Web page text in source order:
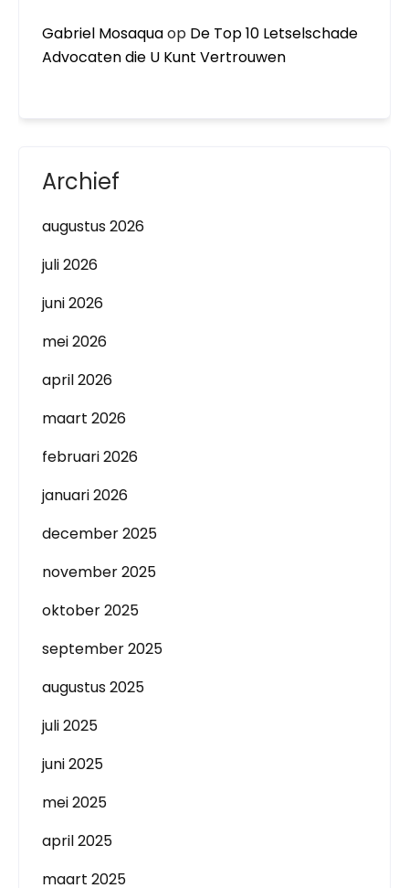
Gabriel Mosaquaop De Top 10 Letselschade
Advocaten die U Kunt Vertrouwen
Archief
augustus 2026
juli 2026
juni 2026
mei 2026
april 2026
maart 2026
februari 2026
januari 2026
december 2025
november 2025
oktober 2025
september 2025
augustus 2025
juli 2025
juni 2025
mei 2025
april 2025
maart 2025